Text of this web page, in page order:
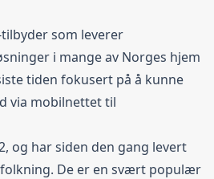
som leverer
i mange av Norges hjem
tiden fokusert på å kunne
via mobilnettet til
og har siden den gang levert
De er en svært populær